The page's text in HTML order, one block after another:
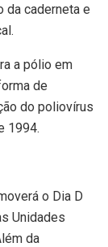
da caderneta e
a pólio em
de
do poliovírus
1994.
o Dia D
Unidades
da